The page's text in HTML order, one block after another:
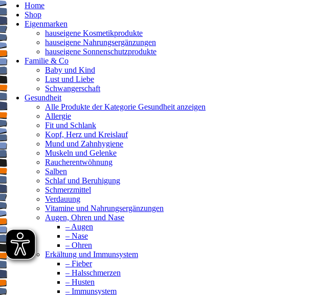
Home
Shop
Eigenmarken
hauseigene Kosmetikprodukte
hauseigene Nahrungsergänzungen
hauseigene Sonnenschutzprodukte
Familie & Co
Baby und Kind
Lust und Liebe
Schwangerschaft
Gesundheit
Alle Produkte der Kategorie Gesundheit anzeigen
Allergie
Fit und Schlank
Kopf, Herz und Kreislauf
Mund und Zahnhygiene
Muskeln und Gelenke
Raucherentwöhnung
Salben
Schlaf und Beruhigung
Schmerzmittel
Verdauung
Vitamine und Nahrungsergänzungen
Augen, Ohren und Nase
– Augen
– Nase
– Ohren
Erkältung und Immunsystem
– Fieber
– Halsschmerzen
– Husten
– Immunsystem